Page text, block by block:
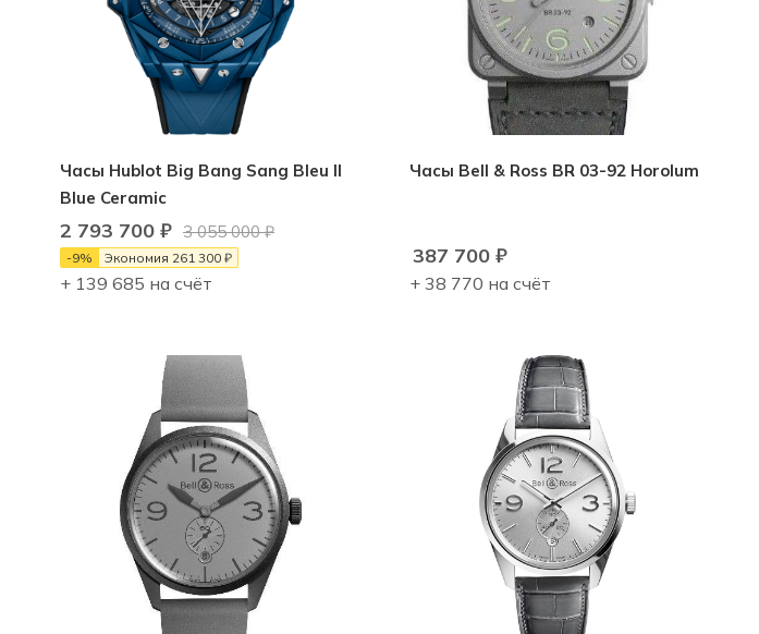
Часы Hublot Big Bang Sang Bleu II
Blue Ceramic
2 793 700 ₽ 3 055 000₽
-9% Экономия 261 300 ₽
+ 139 685 на счёт
Часы Bell & Ross BR 03-92 Horolum
387 700₽
+ 38 770 на счёт